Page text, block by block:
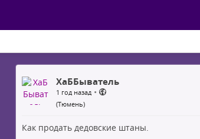
ХаББыватель
1 год назад •
(Тюмень)
Как продать дедовские штаны.